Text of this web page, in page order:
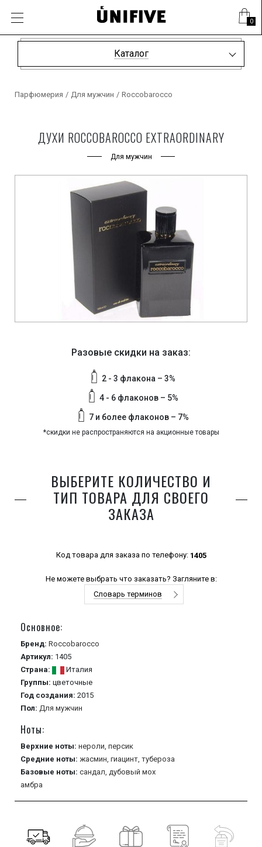
0
Каталог
Парфюмерия / Для мужчин / Roccobarocco
ДУХИ ROCCOBAROCCO EXTRAORDINARY
Для мужчин
Разовые скидки на заказ:
2 - 3 флакона – 3%
4 - 6 флаконов – 5%
7 и более флаконов – 7%
*скидки не распространяются на акционные товары
ВЫБЕРИТЕ КОЛИЧЕСТВО И
ТИП ТОВАРА ДЛЯ СВОЕГО
ЗАКАЗА
Код товара для заказа по телефону: 1405
Не можете выбрать что заказать? Загляните в:
Словарь терминов
Основное:
Бренд: Roccobarocco
Артикул: 1405
Страна:
Италия
Группы: цветочные
Год создания: 2015
Пол: Для мужчин
Ноты:
Верхние ноты: нероли, персик
Средние ноты: жасмин, гиацинт, тубероза
Базовые ноты: сандал, дубовый мох
амбра